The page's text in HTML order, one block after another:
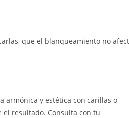
que el blanqueamiento no
armónica y estética con carillas o
el resultado. Consulta con tu